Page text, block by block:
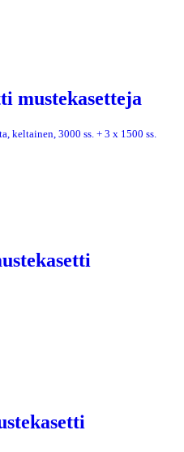
mustekasetteja
keltainen, 3000 ss. + 3 x 1500 ss.